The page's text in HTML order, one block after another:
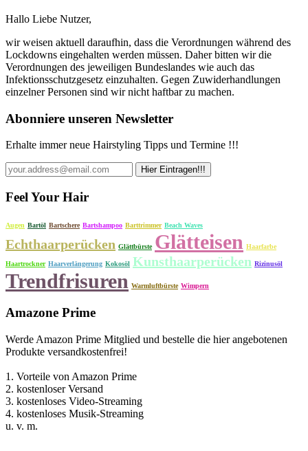
Hallo Liebe Nutzer,
wir weisen aktuell daraufhin, dass die Verordnungen während des
Lockdowns eingehalten werden müssen. Daher bitten wir die
Verordnungen des jeweiligen Bundeslandes wie auch das
Infektionsschutzgesetz einzuhalten. Gegen Zuwiderhandlungen
einzelner Personen sind wir nicht haftbar zu machen.
Abonniere unseren Newsletter
Erhalte immer neue Hairstyling Tipps und Termine !!!
Feel Your Hair
Augen Bartöl Bartschere Bartshampoo Barttrimmer Beach Waves
Echthaarperücken Glättbürste Glätteisen Haarfarbe
Haartrockner Haarverlängerung Kokosöl Kunsthaarperücken Rizinusöl
Trendfrisuren Warmluftbürste Wimpern
Amazone Prime
Werde Amazon Prime Mitglied und bestelle die hier angebotenen
Produkte versandkostenfrei!
1. Vorteile von Amazon Prime
2. kostenloser Versand
3. kostenloses Video-Streaming
4. kostenloses Musik-Streaming
u. v. m.